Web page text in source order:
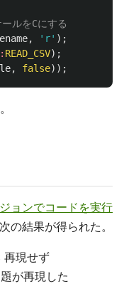
ルをCにする
, 'r' );
READ_CSV);
, false));
ョンでコードを実行
の結果が得られた。
再現せず
が再現した